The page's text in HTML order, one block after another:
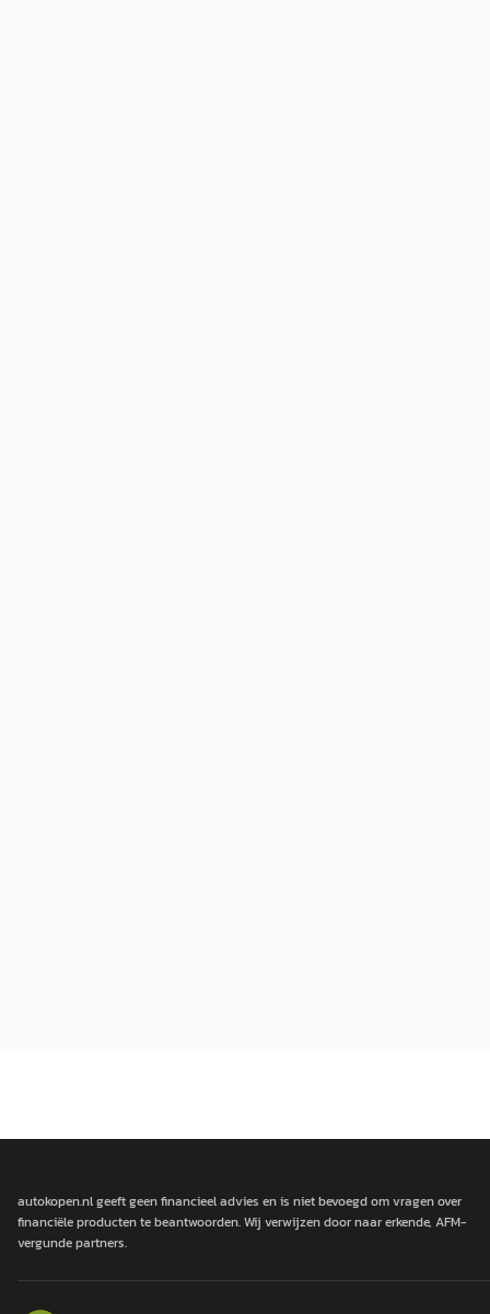
autokopen.nl geeft geen financieel advies en is niet bevoegd om vragen over
financiële producten te beantwoorden. Wij verwijzen door naar erkende, AFM-
vergunde partners.